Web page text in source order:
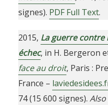
signes). PDF Full Text.
2015, La guerre contre
échec, in H. Bergeron
face au droit, Paris :
France –
74 (15 600 signes).